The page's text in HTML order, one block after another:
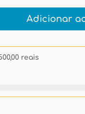
Adicionar
reais